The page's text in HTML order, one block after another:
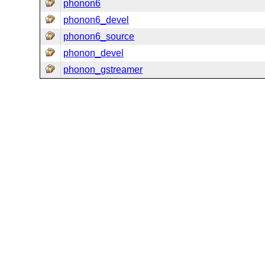
phonon6
phonon6_devel
phonon6_source
phonon_devel
phonon_gstreamer